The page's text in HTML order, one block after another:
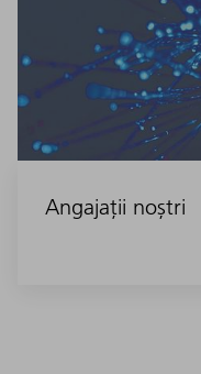
Angajații noștri